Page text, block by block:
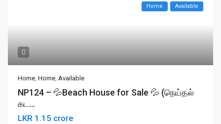
Home Available
Home,Home,Available
NP124 – 💦Beach House for Sale 💦 (நெய்தல்
கட...
LKR 1.15 crore